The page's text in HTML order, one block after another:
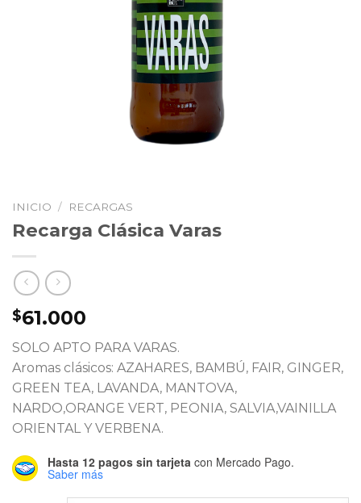
INICIO / RECARGAS
Recarga Clásica Varas
$61.000
SOLO APTO PARA VARAS.
Aromas clásicos: AZAHARES, BAMBÚ, FAIR, GINGER,
GREEN TEA, LAVANDA, MANTOVA,
NARDO,ORANGE VERT, PEONIA, SALVIA,VAINILLA
ORIENTAL Y VERBENA.
Hasta 12 pagos sin tarjeta con Mercado Pago.
Saber más